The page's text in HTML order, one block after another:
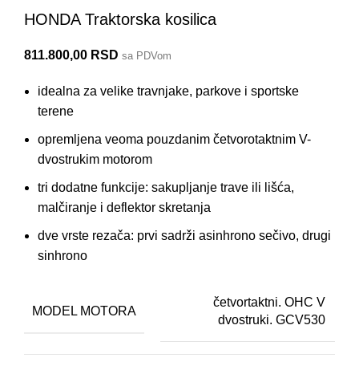
HONDA Traktorska kosilica
811.800,00 RSD sa PDVom
idealna za velike travnjake, parkove i sportske
terene
opremljena veoma pouzdanim četvorotaktnim V-
dvostrukim motorom
tri dodatne funkcije: sakupljanje trave ili lišća,
malčiranje i deflektor skretanja
dve vrste rezača: prvi sadrži asinhrono sečivo, drugi
sinhrono
MODEL MOTORA
četvortaktni. OHC V
dvostruki. GCV530